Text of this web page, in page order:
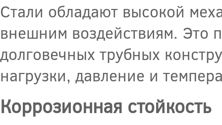
Стали обладают высокой
внешним воздействиям. Это
долговечных трубных
нагрузки, давление и
Коррозионная стойкость